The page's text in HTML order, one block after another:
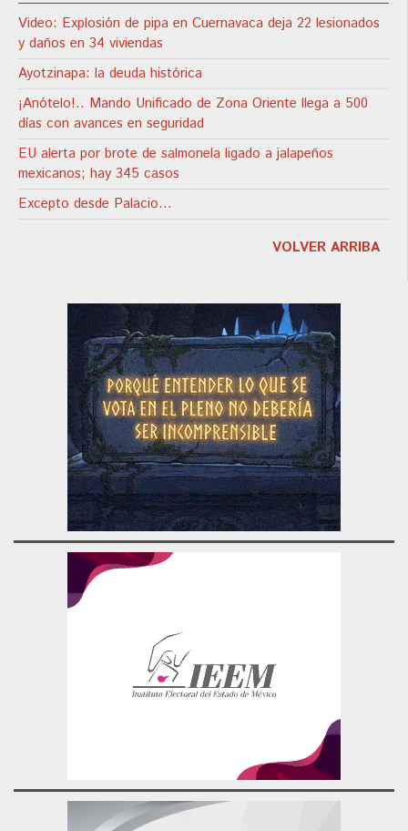
Video: Explosión de pipa en Cuernavaca deja 22 lesionados
y daños en 34 viviendas
Ayotzinapa: la deuda histórica
¡Anótelo!.. Mando Unificado de Zona Oriente llega a 500
días con avances en seguridad
EU alerta por brote de salmonela ligado a jalapeños
mexicanos; hay 345 casos
Excepto desde Palacio…
VOLVER ARRIBA